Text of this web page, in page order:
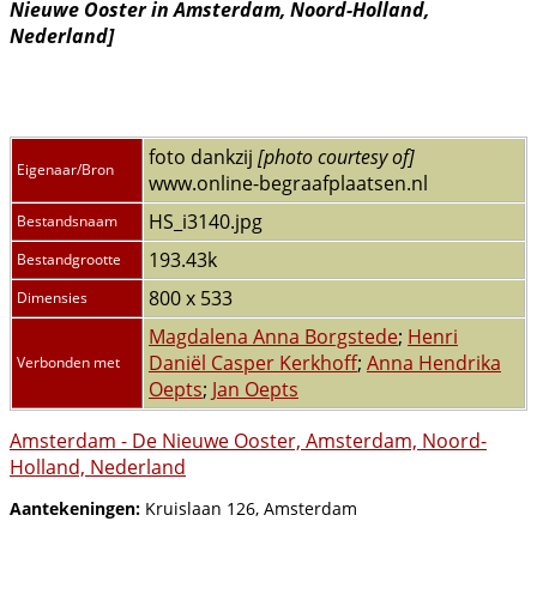
Nieuwe Ooster in Amsterdam, Noord-Holland,
Nederland]
Eigenaar/Bron foto dankzij [photo courtesy of]
www.online-begraafplaatsen.nl
Bestandsnaam HS_i3140.jpg
Bestandgrootte 193.43k
Dimensies 800 x 533
Verbonden met
Magdalena Anna Borgstede; Henri
Daniël Casper Kerkhoff; Anna Hendrika
Oepts; Jan Oepts
Amsterdam - De Nieuwe Ooster, Amsterdam, Noord-
Holland, Nederland
Aantekeningen: Kruislaan 126, Amsterdam